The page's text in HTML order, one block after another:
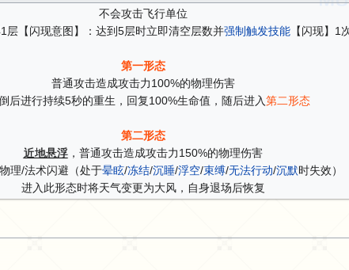
不会攻击飞行单位
层【闪现意图】：达到5层时立即清空层数并强制触发技能【闪现】1
第一形态
普通攻击造成攻击力100%的物理伤害
后进行持续5秒的重生，回复100%生命值，随后进入第二形态
第二形态
近地悬浮，普通攻击造成攻击力150%的物理伤害
理/法术闪避（处于晕眩/冻结/沉睡/浮空/束缚/无法行动/沉默时失效）
进入此形态时将天气变更为大风，自身退场后恢复